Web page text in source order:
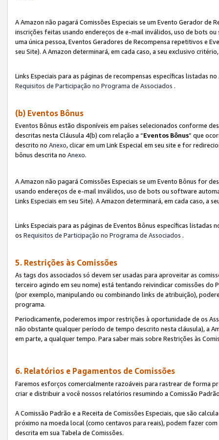
A Amazon não pagará Comissões Especiais se um Evento Gerador
inscrições feitas usando endereços de e-mail inválidos, uso de bots
uma única pessoa, Eventos Geradores de Recompensa repetitivos e
seu Site). A Amazon determinará, em cada caso, a seu exclusivo
Links Especiais para as páginas de recompensas específicas listadas no
Requisitos de Participação no Programa de Associados .
(b) Eventos Bônus
Eventos Bônus estão disponíveis em países selecionados conforme
descritas nesta Cláusula 4(b) com relação a “Eventos Bônus” que
descrito no Anexo, clicar em um Link Especial em seu site e for
bônus descrita no Anexo.
A Amazon não pagará Comissões Especiais se um Evento Bônus for
usando endereços de e-mail inválidos, uso de bots ou software
Links Especiais em seu Site). A Amazon determinará, em cada caso, a
Links Especiais para as páginas de Eventos Bônus específicas listadas
os Requisitos de Participação no Programa de Associados .
5. Restrições às Comissões
As tags dos associados só devem ser usadas para aproveitar as
terceiro agindo em seu nome) está tentando reivindicar comissões
(por exemplo, manipulando ou combinando links de atribuição),
programa.
Periodicamente, poderemos impor restrições à oportunidade de os
não obstante qualquer período de tempo descrito nesta cláusula), a
em parte, a qualquer tempo. Para saber mais sobre Restrições às
6. Relatórios e Pagamentos de Comissões
Faremos esforços comercialmente razoáveis para rastrear de forma
criar e distribuir a você nossos relatórios resumindo a Comissão
A Comissão Padrão e a Receita de Comissões Especiais, que são
próximo na moeda local (como centavos para reais), podem fazer
descrita em sua Tabela de Comissões.